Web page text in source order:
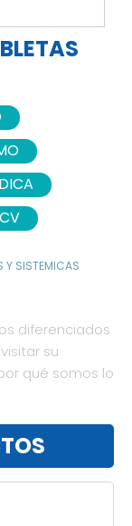
Y SISTEMICAS
diferenciados
su
qué somos lo